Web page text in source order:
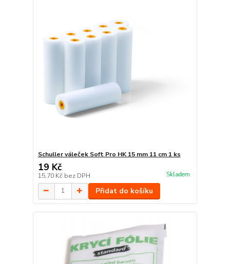
Schuller váleček Soft Pro HK 15 mm 11 cm 1 ks
19 Kč
15,70 Kč bez DPH Skladem
Přidat do košíku